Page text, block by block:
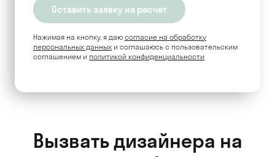
Нажимая на кнопку, я даю согласие на обработку
персональных данных и соглашаюсь c пользовательским
соглашением и политикой конфиденциальности
Вызвать дизайнера на